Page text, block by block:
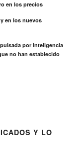
en los precios
en los nuevos
por Inteligencia
no han establecido
Y LO